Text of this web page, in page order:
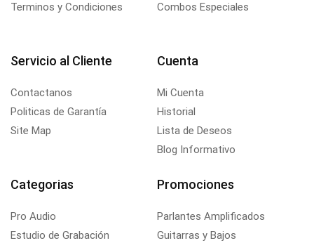
Terminos y Condiciones
Combos Especiales
Servicio al Cliente
Contactanos
Politicas de Garantía
Site Map
Cuenta
Mi Cuenta
Historial
Lista de Deseos
Blog Informativo
Categorias
Pro Audio
Estudio de Grabación
Promociones
Parlantes Amplificados
Guitarras y Bajos